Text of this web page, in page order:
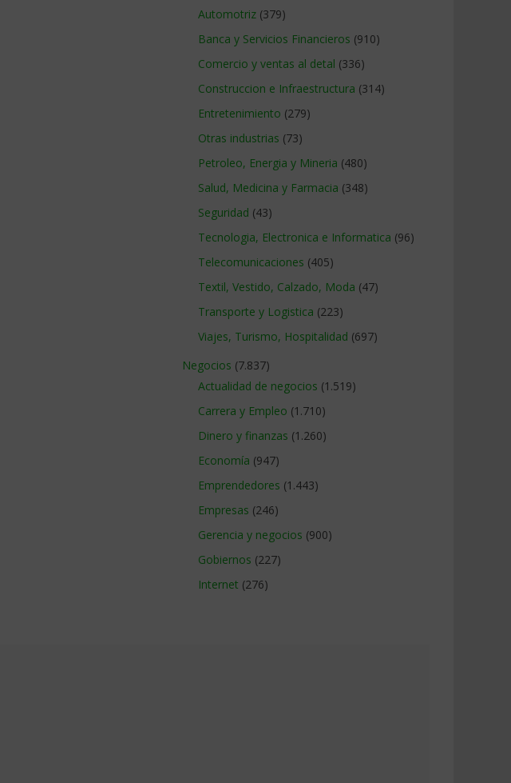
Automotriz (379)
Banca y Servicios Financieros (910)
Comercio y ventas al detal (336)
Construccion e Infraestructura (314)
Entretenimiento (279)
Otras industrias (73)
Petroleo, Energia y Mineria (480)
Salud, Medicina y Farmacia (348)
Seguridad (43)
Tecnologia, Electronica e Informatica (96)
Telecomunicaciones (405)
Textil, Vestido, Calzado, Moda (47)
Transporte y Logistica (223)
Viajes, Turismo, Hospitalidad (697)
Negocios (7.837)
Actualidad de negocios (1.519)
Carrera y Empleo (1.710)
Dinero y finanzas (1.260)
Economía (947)
Emprendedores (1.443)
Empresas (246)
Gerencia y negocios (900)
Gobiernos (227)
Internet (276)